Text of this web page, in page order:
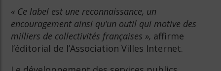
« Ce label est une reconnaissance, un
encouragement ainsi qu’un outil qui motive des
milliers de collectivités françaises », affirme
l’éditorial de l’Association Villes Internet.